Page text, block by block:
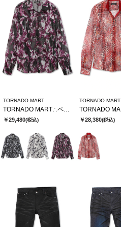
TORNADO MART
TORNADO MART∴ペイントフロッキーオーガンジーシャツ
￥29,480(税込)
TORNADO MART
￥28,380(税込)